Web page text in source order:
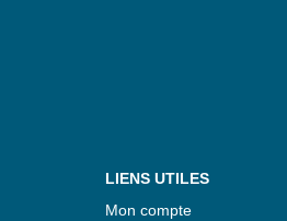
LIENS UTILES
Mon compte